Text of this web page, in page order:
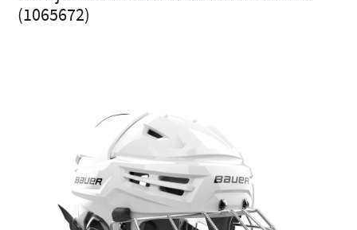
(1065672)